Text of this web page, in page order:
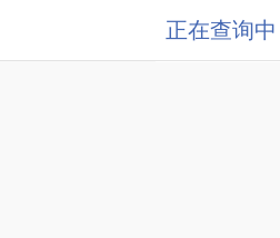
正在查询中